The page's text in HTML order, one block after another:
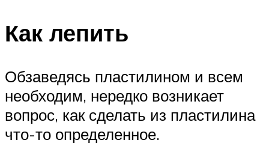
Как лепить
Обзаведясь пластилином и всем
необходим, нередко возникает
вопрос, как сделать из пластилина
что-то определенное.